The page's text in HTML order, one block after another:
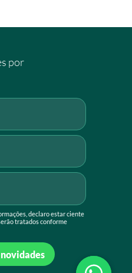
por
declaro estar ciente
tratados conforme